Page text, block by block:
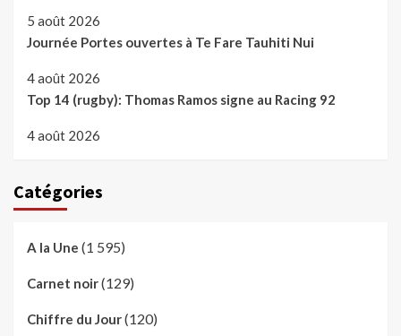
5 août 2026
Journée Portes ouvertes à Te Fare Tauhiti Nui
4 août 2026
Top 14 (rugby): Thomas Ramos signe au Racing 92
4 août 2026
Catégories
A la Une (1 595)
Carnet noir(129)
Chiffre du Jour(120)